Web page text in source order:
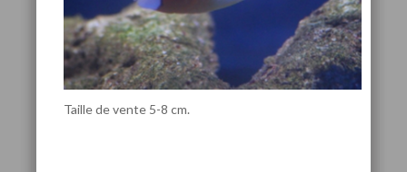
Canthigaster valentini
Détails
Taille de vente 5-8 cm.